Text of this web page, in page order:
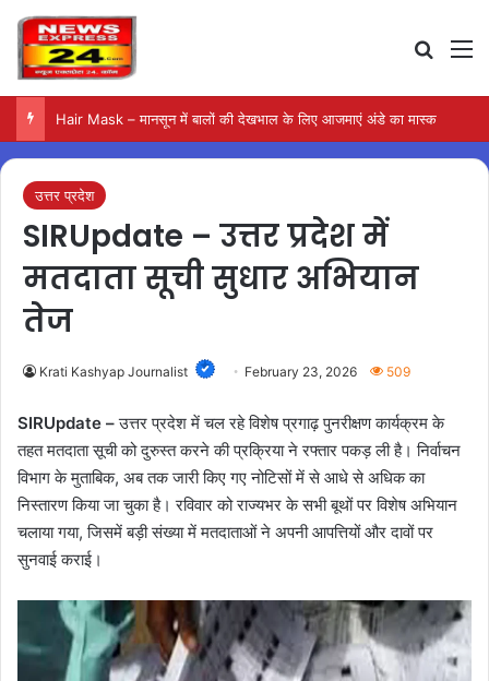
Hair Mask – मानसून में बालों की देखभाल के लिए आजमाएं अंडे का मास्क
उत्तर प्रदेश
SIRUpdate – उत्तर प्रदेश में
मतदाता सूची सुधार अभियान
तेज
Krati Kashyap Journalist February 23, 2026 509
SIRUpdate –उत्तर प्रदेश में चल रहे विशेष प्रगाढ़ पुनरीक्षण कार्यक्रम के
तहत मतदाता सूची को दुरुस्त करने की प्रक्रिया ने रफ्तार पकड़ ली है। निर्वाचन
विभाग के मुताबिक, अब तक जारी किए गए नोटिसों में से आधे से अधिक का
निस्तारण किया जा चुका है। रविवार को राज्यभर के सभी बूथों पर विशेष अभियान
चलाया गया, जिसमें बड़ी संख्या में मतदाताओं ने अपनी आपत्तियों और दावों पर
सुनवाई कराई।